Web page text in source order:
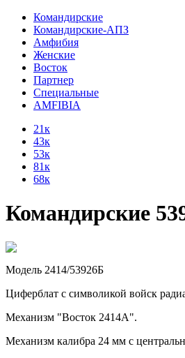
Командирские
Командирские-АПЗ
Амфибия
Женские
Восток
Партнер
Специальные
AMFIBIA
21к
43к
53к
81к
68к
Командирские
Модель 2414/53926Б
Циферблат с символикой войск
Механизм "Восток 2414А".
Механизм калибра 24 мм с